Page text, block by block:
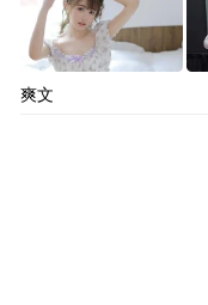
爽文